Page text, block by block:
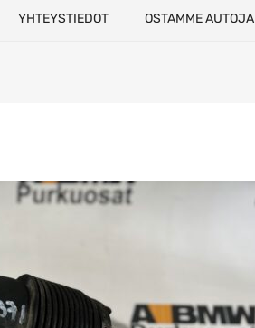
YHTEYSTIEDOT OSTAMME AUTOJA